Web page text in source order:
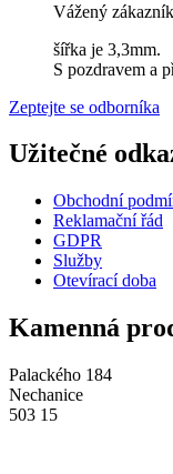
Vážený
šířka je 3,3mm.
S pozdravem a
Zeptejte se odborníka
Užitečné
Obchodní
Reklamační řád
GDPR
Služby
Otevírací doba
Kamenná
Palackého 184
Nechanice
503 15